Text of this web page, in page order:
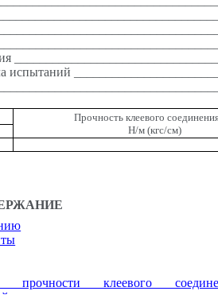
испытаний
Прочность клеевого
Н/м (кгс/см)
прочности клеевого